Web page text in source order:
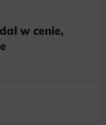
w cenie,